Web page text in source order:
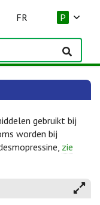
FR P
gebruikt bij
worden bij
zie